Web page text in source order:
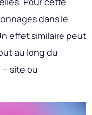
dans le
effet similaire peut
au long du
site ou